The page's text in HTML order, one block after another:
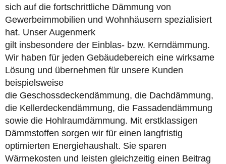
sich auf die fortschrittliche Dämmung von
Gewerbeimmobilien und Wohnhäusern spezialisiert
hat. Unser Augenmerk
gilt insbesondere der Einblas- bzw. Kerndämmung.
Wir haben für jeden Gebäudebereich eine wirksame
Lösung und übernehmen für unsere Kunden
beispielsweise
die Geschossdeckendämmung, die Dachdämmung,
die Kellerdeckendämmung, die Fassadendämmung
sowie die Hohlraumdämmung. Mit erstklassigen
Dämmstoffen sorgen wir für einen langfristig
optimierten Energiehaushalt. Sie sparen
Wärmekosten und leisten gleichzeitig einen Beitrag